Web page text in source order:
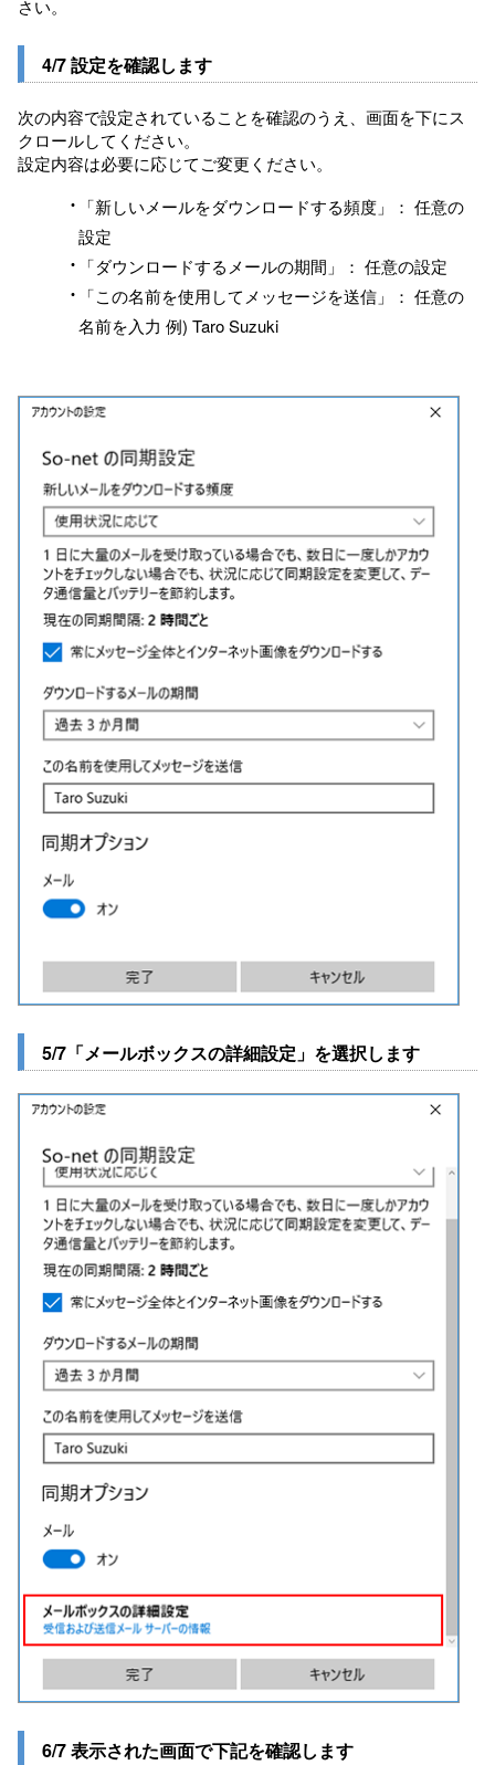
さい。
4/7 設定を確認します
次の内容で設定されていることを確認のうえ、画面を下にス
クロールしてください。
設定内容は必要に応じてご変更ください。
「新しいメールをダウンロードする頻度」： 任意の
設定
「ダウンロードするメールの期間」： 任意の設定
「この名前を使用してメッセージを送信」： 任意の
名前を入力 例) Taro Suzuki
5/7「メールボックスの詳細設定」を選択します
6/7 表示された画面で下記を確認します